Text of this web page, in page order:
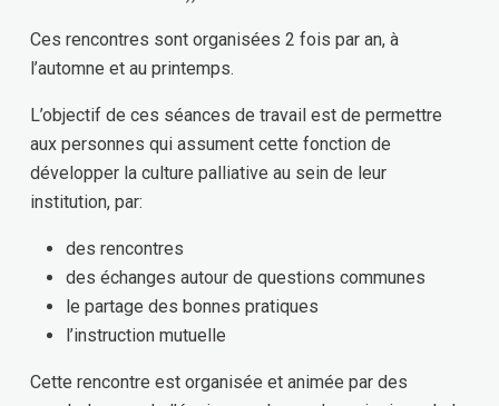
Ces rencontres sont organisées 2 fois par an, à
l’automne et au printemps.
L’objectif de ces séances de travail est de permettre
aux personnes qui assument cette fonction de
développer la culture palliative au sein de leur
institution, par:
des rencontres
des échanges autour de questions communes
le partage des bonnes pratiques
l’instruction mutuelle
Cette rencontre est organisée et animée par des